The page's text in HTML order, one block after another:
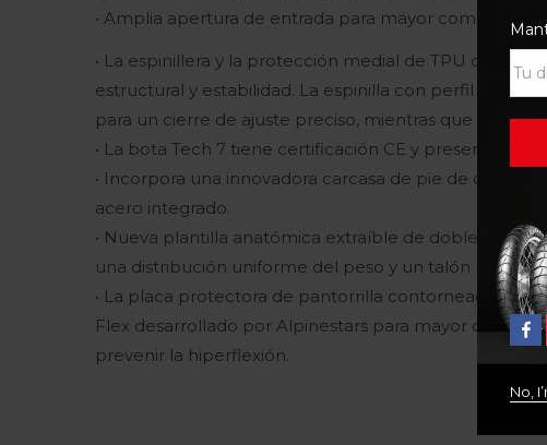
• Amplia apertura de entrada para mayor
• La espinillera y la protección medial de TPU
estructural y estabilidad. La espinilla con perfil
para un cierre de ajuste preciso, mientras que la
• La bota Tech 7 tiene certificación CE y presenta
• Incorpora una innovadora carcasa de pie de
acero integrado.
• Nueva plantilla anatómica extraíble de doble
una distribución uniforme del peso y un talón
• La placa protectora de pantorrilla contorneada
Flex desarrollado por Alpinestars para mayor control
prevenir la hiperflexión.
No,